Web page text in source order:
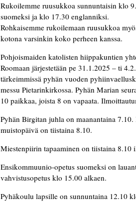
Rukoilemme ruusukkoa sunnuntaisin klo
suomeksi ja klo 17.30 englanniksi.
Rohkaisemme rukoilemaan ruusukkoa
kotona varsinkin koko perheen kanssa.
Pohjoismaiden katolisten hiippakuntien
Roomaan järjestetään pe 31.1.2025 – ti
tärkeimmissä pyhän vuoden
messu Pietarinkirkossa. Pyhän Marian
10 paikkaa, joista 8 on vapaata.
Pyhän Birgitan juhla on maanantaina
muistopäivä on tiistaina 8.10.
Miestenpiirin tapaaminen on tiistaina 8.10
Ensikommuunio-opetus suomeksi on
vahvistusopetus klo 15.00 alkaen.
Pyhäkoulu lapsille on sunnuntaina 12.10